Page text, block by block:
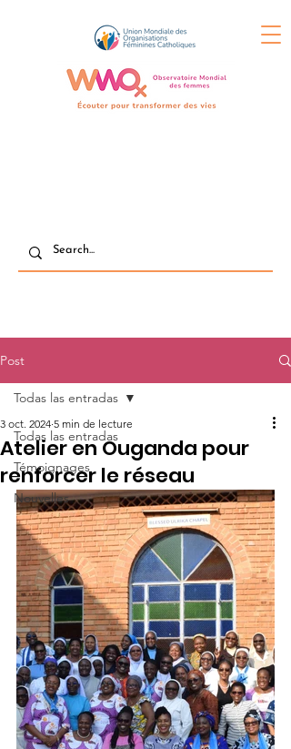
Post
Todas las entradas
Témoignages
Nouvelles
Todas las entradas
Atelier en Ouganda pour
renforcer le réseau
3 oct. 2024 5 min de lecture